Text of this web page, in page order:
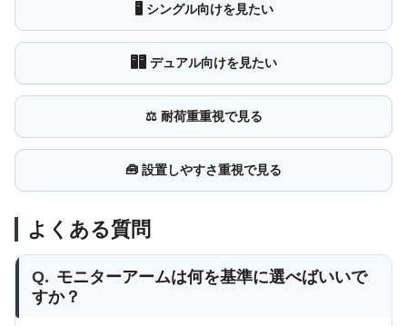
🖥 シングル向けを見たい
🖥🖥 デュアル向けを見たい
⚖ 耐荷重重視で見る
🧰 設置しやすさ重視で見る
よくある質問
Q. モニターアームは何を基準に選べばいいで
すか？